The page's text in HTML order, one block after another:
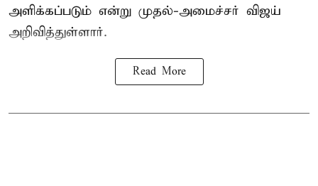
அளிக்கப்படும் என்று முதல்-அமைச்சர் விஜய்
அறிவித்துள்ளார்.
Read More